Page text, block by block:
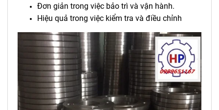
Đơn giản trong việc bảo trì và vận hành.
Hiệu quả trong việc kiểm tra và điều chỉnh